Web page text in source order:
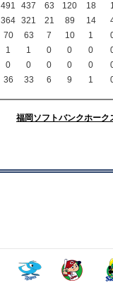
491 437 63 120 18
364 321 21 89 14
70 63 7 10 1
1 1 0 0 0
0 0 0 0 0
36 33 6 9 1
福岡ソフトバンクホーク